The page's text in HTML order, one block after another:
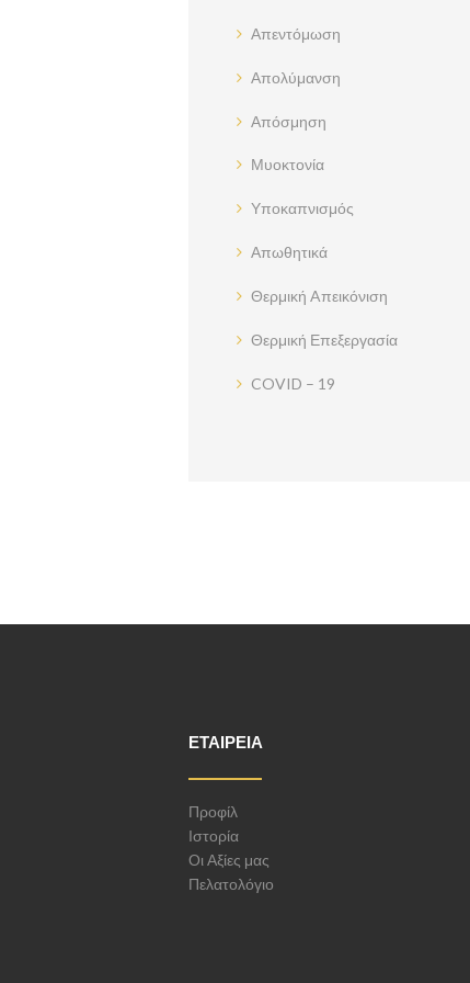
Απεντόμωση
Απολύμανση
Απόσμηση
Μυοκτονία
Υποκαπνισμός
Απωθητικά
Θερμική Aπεικόνιση
Θερμική Επεξεργασία
COVID – 19
ΕΤΑΙΡΕΊΑ
Προφίλ
Ιστορία
Οι Αξίες μας
Πελατολόγιο